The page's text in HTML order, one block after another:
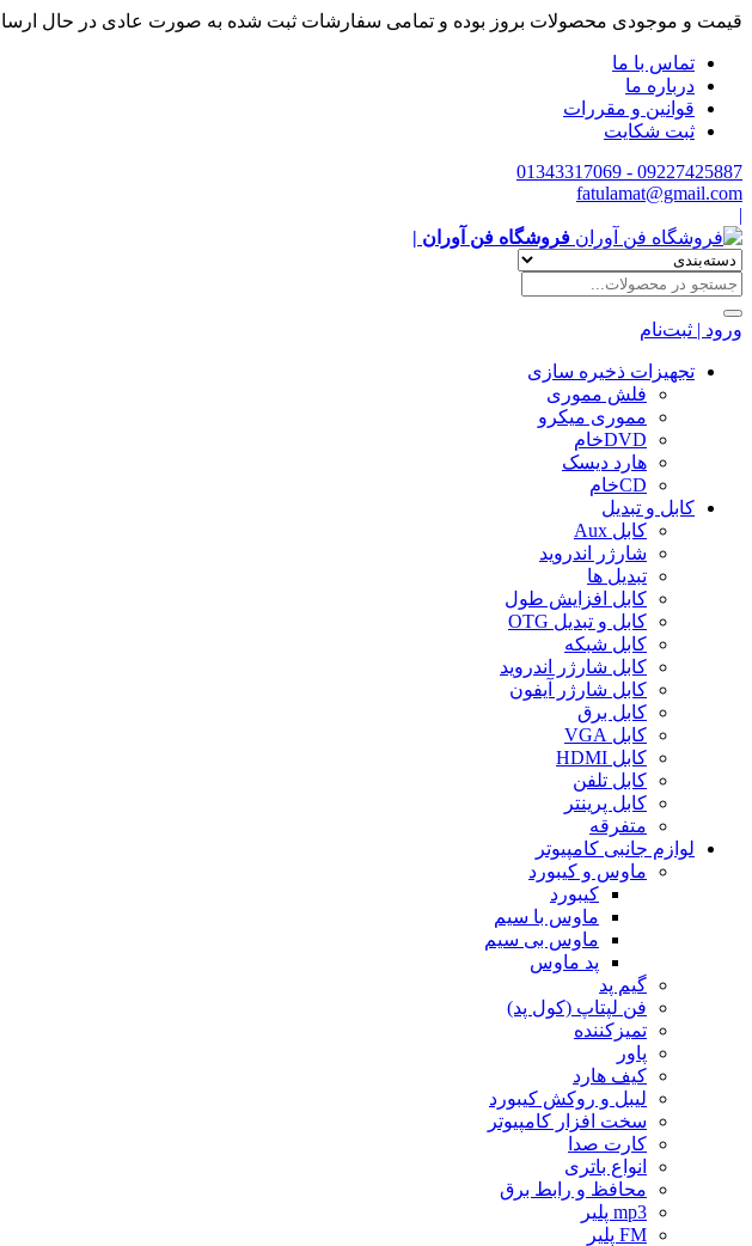
قیمت و موجودی محصولات بروز بوده و تمامی سفارشات ثبت شده به صورت عادی در حال
تماس با ما
درباره ما
قوانین و مقررات
ثبت شکایت
09227425887 - 01343317069
fatulamat@gmail.com
|
فروشگاه فن آوران |
ورود | ثبت‌نام
تجهیزات ذخیره سازی
فلش مموری
مموری میکرو
DVDخام
هارد دیسک
CDخام
کابل و تبدیل
کابل Aux
شارژر اندروید
تبدیل ها
کابل افزایش طول
کابل و تبدیل OTG
کابل شبکه
کابل شارژر اندروید
کابل شارژر آیفون
کابل برق
کابل VGA
کابل HDMI
کابل تلفن
کابل پرینتر
متفرقه
لوازم جانبی کامپیوتر
ماوس و کیبورد
کیبورد
ماوس با سیم
ماوس بی سیم
پد ماوس
گیم پد
فن لپتاپ (کول پد)
تمیزکننده
پاور
کیف هارد
لیبل و روکش کیبورد
سخت افزار کامپیوتر
کارت صدا
انواع باتری
محافظ و رابط برق
mp3 پلیر
FM پلیر